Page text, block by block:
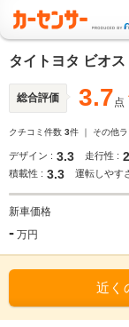
タイトヨタ ビオス
総合評価 3.7点
クチコミ件数 3件 ｜ その他
デザイン : 3.3 走行性 :
積載性 : 3.3 運転しやす
新車価格
- 万円
近く